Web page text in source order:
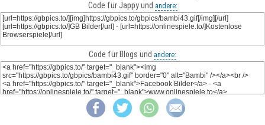
Code für Jappy und andere:
Code für Blogs und andere: